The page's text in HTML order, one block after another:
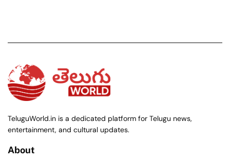
TeluguWorld.in is a dedicated platform for Telugu news,
entertainment, and cultural updates.
About